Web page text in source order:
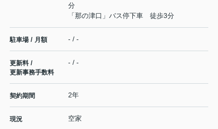
分
「那の津口」バス停下車 徒歩3分
駐車場 / 月額 - / -
更新料 /
更新事務手数料
- / -
契約期間 2年
現況 空家